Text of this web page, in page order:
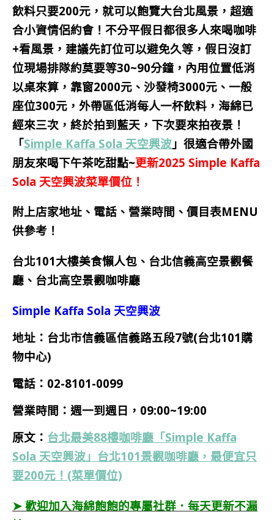
飲料只要200元，就可以飽覽大台北風景，超適
合小資情侶約會！不分平假日都很多人來喝咖啡
+看風景，建議先訂位可以避免久等，假日沒訂
位現場排隊約莫要等30~90分鐘，內用位置低消
以桌來算，靠窗2000元、沙發椅3000元、一般
座位300元，外帶區低消每人一杯飲料，海綿已
經來三次，終於拍到藍天，下次要來拍夜景！
「Simple Kaffa Sola 天空興波 」很適合帶外國
朋友來喝下午茶吃甜點~更新2025 Simple Kaffa
Sola 天空興波菜單價位！
附上店家地址、電話、營業時間、價目表MENU
供參考！
台北101大樓美食懶人包、台北信義高空景觀餐
廳、台北高空景觀咖啡廳
Simple Kaffa Sola 天空興波
地址：台北市信義區信義路五段7號(台北101購
物中心)
電話： 02-8101-0099
營業時間： 週一到週日，09:00~19:00
原文： 台北最美88樓咖啡廳「Simple Kaffa
Sola 天空興波」台北101景觀咖啡廳，最便宜只
要200元！(菜單價位)
➤ 歡迎加入海綿飽飽的專屬社群．每天更新不漏